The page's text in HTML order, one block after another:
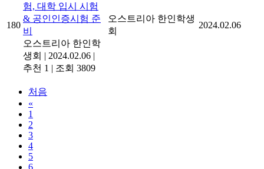
180
험, 대학 입시 시험
& 공인인증시험 준
비
오스트리아 한인학
생회 | 2024.02.06 |
추천 1 | 조회 3809
오스트리아 한인학생
회
2024.02.06
처음
«
1
2
3
4
5
6